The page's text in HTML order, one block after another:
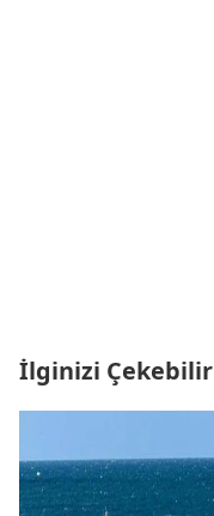
İlginizi Çekebilir